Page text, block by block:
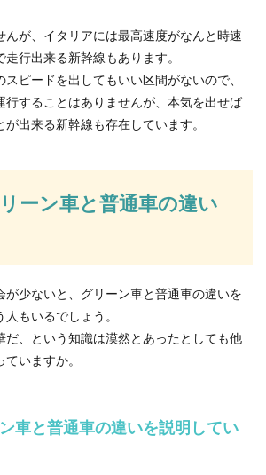
んが、イタリアには最高速度がなんと時速
行出来る新幹線もあります。
ピードを出してもいい区間がないので、
行することはありませんが、本気を出せば
出来る新幹線も存在しています。
ーン車と普通車の違い
が少ないと、グリーン車と普通車の違いを
もいるでしょう。
だ、という知識は漠然とあったとしても他
いますか。
車と普通車の違いを説明してい